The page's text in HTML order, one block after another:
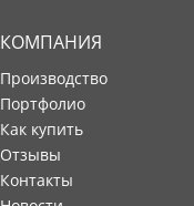
КОМПАНИЯ
производство
портфолио
как купить
отзывы
контакты